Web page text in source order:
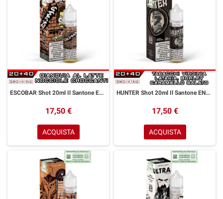
ESCOBAR Shot 20ml Il Santone ENJOYSVAPO Cioccolato al Latte Gianduia Noccioline
17,50 €
ACQUISTA
HUNTER Shot 20ml Il Santone ENJOYSVAPO Tabacco Virginia Latakia Burley Caramello Salato
17,50 €
ACQUISTA